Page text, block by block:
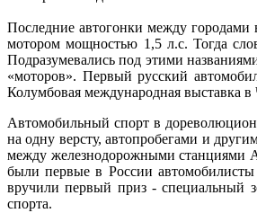
Последние автогонки между
мотором мощностью 1,5 л.с. Тогда
Подразумевались под этими
«моторов». Первый русский
Колумбовая международная выставка
Автомобильный спорт в
на одну версту, автопробегами и
между железнодорожными станциями
были первые в России
вручили первый приз - специальный
спорта.